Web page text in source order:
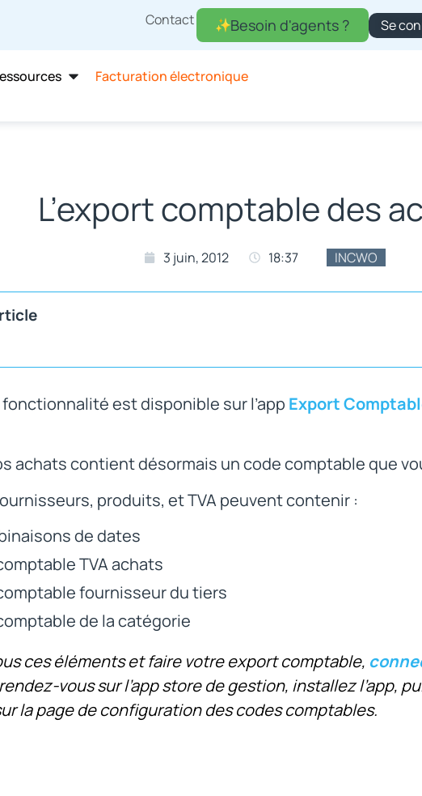
Contact Se
Besoin d'agents ?
Facturation électronique
L’export comptable des
3 juin, 2012 18:37 INCWO
est disponible sur l’app Export
achats contient désormais un code comptable que
produits, et TVA peuvent contenir :
de dates
TVA achats
fournisseur du tiers
de la catégorie
ces éléments et faire votre export comptable,
rendez-vous sur l’app store de gestion, installez l’app,
la page de configuration des codes comptables.